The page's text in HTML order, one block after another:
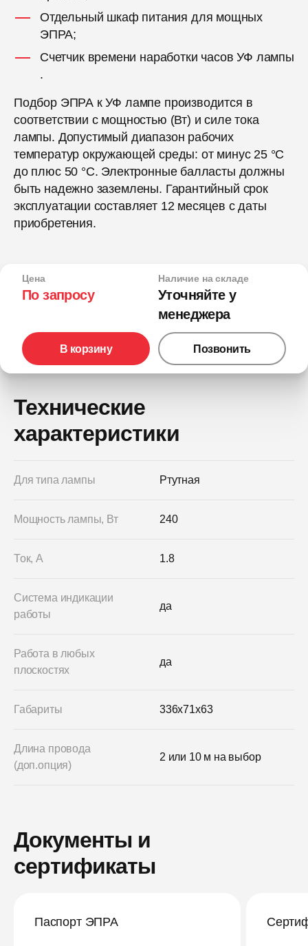
Отдельный шкаф питания для мощных
ЭПРА;
Счетчик времени наработки часов УФ лампы
.
Подбор ЭПРА к УФ лампе производится в
соответствии с мощностью (Вт) и силе тока
лампы. Допустимый диапазон рабочих
температур окружающей среды: от минус 25 °С
до плюс 50 °С. Электронные балласты должны
быть надежно заземлены. Гарантийный срок
эксплуатации составляет 12 месяцев с даты
приобретения.
Цена
По запросу
Наличие на складе
Уточняйте у
менеджера
В корзину Позвонить
Технические
характеристики
Для типа лампы Ртутная
Мощность лампы, Вт 240
Ток, А 1.8
Система индикации
работы
да
Работа в любых
плоскостях
да
Габариты 336x71x63
Длина провода
(доп.опция)
2 или 10 м на выбор
Документы и
сертификаты
Паспорт ЭПРА